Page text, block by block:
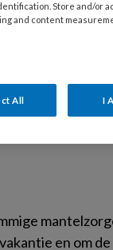
duurzaam?
en om
Store and/or
and content
All I